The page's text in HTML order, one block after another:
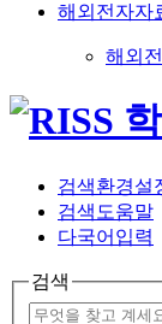
해외전자자
해외
검색환경설
검색도움말
다국어입력
검색